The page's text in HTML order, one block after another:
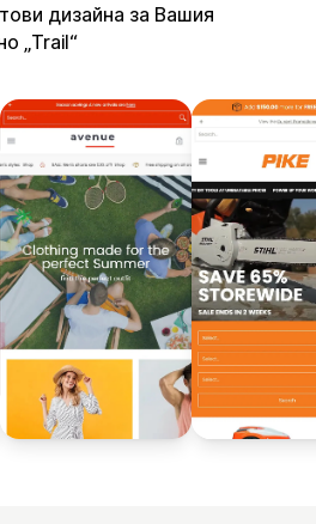
дизайна за Вашия
„Trail“